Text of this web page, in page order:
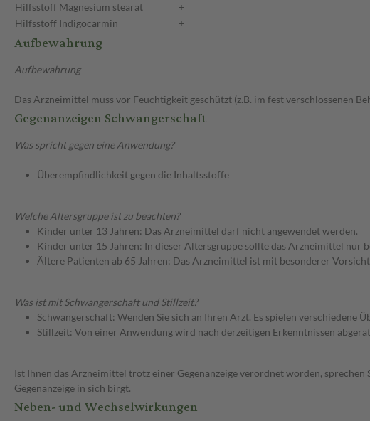
Hilfsstoff Magnesium stearat
+
Hilfsstoff Indigocarmin +
Aufbewahrung
Aufbewahrung
Das Arzneimittel muss vor Feuchtigkeit geschützt (z.B. im fest verschlossenen
Gegenanzeigen Schwangerschaft
Was spricht gegen eine Anwendung?
Überempfindlichkeit gegen die Inhaltsstoffe
Welche Altersgruppe ist zu beachten?
Kinder unter 13 Jahren: Das Arzneimittel darf nicht angewendet werden.
Kinder unter 15 Jahren: In dieser Altersgruppe sollte das Arzneimittel nur
Ältere Patienten ab 65 Jahren: Das Arzneimittel ist mit besonderer
Was ist mit Schwangerschaft und Stillzeit?
Schwangerschaft: Wenden Sie sich an Ihren Arzt. Es spielen verschiedene
Stillzeit: Von einer Anwendung wird nach derzeitigen Erkenntnissen
Ist Ihnen das Arzneimittel trotz einer Gegenanzeige verordnet worden,
Gegenanzeige in sich birgt.
Neben- und Wechselwirkungen